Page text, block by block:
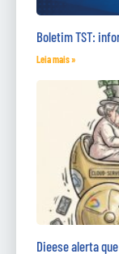
Boletim TST:
Leia mais »
Dieese alerta